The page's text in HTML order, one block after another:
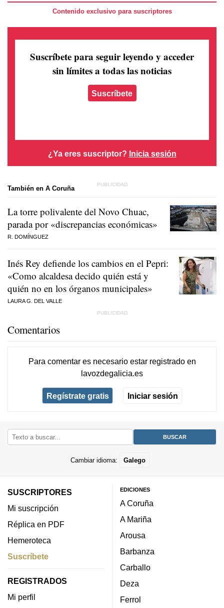
Contenido exclusivo para suscriptores
Suscríbete para seguir leyendo y acceder
sin límites a todas las noticias
Suscríbete
¿Ya eres suscriptor? Inicia sesión
También en A Coruña
La torre polivalente del Novo Chuac,
parada por «discrepancias económicas»
R. DOMÍNGUEZ
Inés Rey defiende los cambios en el Pepri:
«Como alcaldesa decido quién está y
quién no en los órganos municipales»
LAURA G. DEL VALLE
Comentarios
Para comentar es necesario estar registradoen
lavozdegalicia.es
Regístrate gratis Iniciar sesión
Cambiar idioma: Galego
SUSCRIPTORES
Mi suscripción
Réplica en PDF
Hemeroteca
Suscríbete
REGISTRADOS
Mi perfil
EDICIONES
A Coruña
A Mariña
Arousa
Barbanza
Carballo
Deza
Ferrol